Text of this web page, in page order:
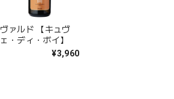
ヴァルド 【キュヴ
ェ・ディ・ボイ】
¥3,960